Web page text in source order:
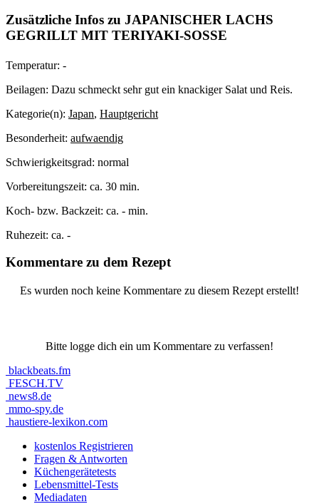
Zusätzliche Infos zu JAPANISCHER LACHS
GEGRILLT MIT TERIYAKI-SOSSE
Temperatur: -
Beilagen: Dazu schmeckt sehr gut ein knackiger Salat und Reis.
Kategorie(n): Japan, Hauptgericht
Besonderheit: aufwaendig
Schwierigkeitsgrad: normal
Vorbereitungszeit: ca. 30 min.
Koch- bzw. Backzeit: ca. - min.
Ruhezeit: ca. -
Kommentare zu dem Rezept
Es wurden noch keine Kommentare zu diesem Rezept erstellt!
Bitte logge dich ein um Kommentare zu verfassen!
blackbeats.fm
FESCH.TV
news8.de
mmo-spy.de
haustiere-lexikon.com
kostenlos Registrieren
Fragen & Antworten
Küchengerätetests
Lebensmittel-Tests
Mediadaten